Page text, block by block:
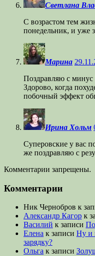
Светлана
С возрастом тем
понедельник, и уже
Марина
Поздравляю с
Здорово, когда
побочный эффект
Ирина Хольм
Суперовские у вас
же поздравляю с
Комментарии запрещены.
Комментарии
Ник Чернобров к
Александр Кагор к
Василий к записи
Елена к записи Ну и
зарядку?
Ольга к записи